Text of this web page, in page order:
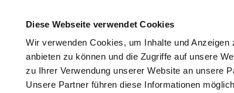
Diese Webseite verwendet Cookies
Wir verwenden Cookies, um Inhalte und
anbieten zu können und die Zugriffe auf unsere
zu Ihrer Verwendung unserer Website an unsere
Unsere Partner führen diese Informationen